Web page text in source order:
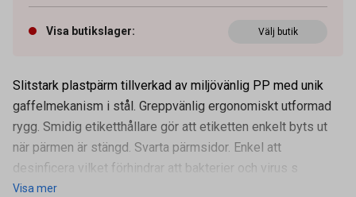
Visa butikslager: Välj butik
Slitstark plastpärm tillverkad av miljövänlig PP med unik
gaffelmekanism i stål. Greppvänlig ergonomiskt utformad
rygg. Smidig etiketthållare gör att etiketten enkelt byts ut
när pärmen är stängd. Svarta pärmsidor. Enkel att
desinficera vilket förhindrar att bakterier och virus s
Visa mer
Artikelnummer 11200032
Tidigare artikelnummer 10460205
Leverantörens